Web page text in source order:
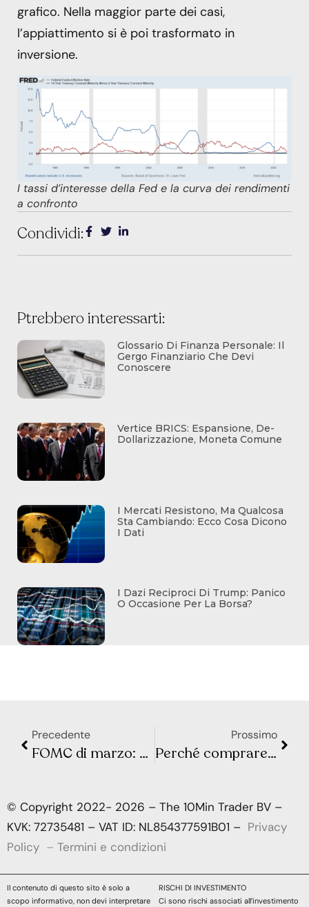
grafico. Nella maggior parte dei casi,
l’appiattimento si è poi trasformato in
inversione.
I tassi d’interesse della Fed e la curva dei rendimenti
a confronto
Condividi:
Ptrebbero interessarti:
Glossario Di Finanza Personale: Il
Gergo Finanziario Che Devi
Conoscere
Vertice BRICS: Espansione, De-
Dollarizzazione, Moneta Comune
I Mercati Resistono, Ma Qualcosa
Sta Cambiando: Ecco Cosa Dicono
I Dati
I Dazi Reciproci Di Trump: Panico
O Occasione Per La Borsa?
Precedente
FOMC di marzo: come si sono mossi i mercati?
Prossimo
Perché comprare obbligazioni?
© Copyright 2022- 2026 – The 10Min Trader BV –
KVK: 72735481 – VAT ID: NL854377591B01 – Privacy
Policy – Termini e condizioni
Il contenuto di questo sito è solo a
scopo informativo, non devi interpretare
RISCHI DI INVESTIMENTO
Ci sono rischi associati all’investimento